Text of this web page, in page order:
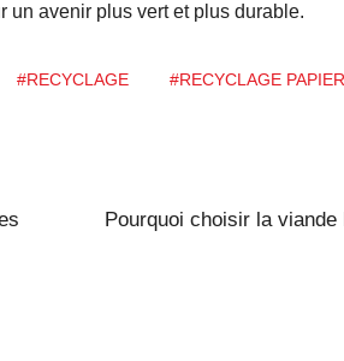
un avenir plus vert et plus durable.
#RECYCLAGE #RECYCLAGE PAPIER
Pourquoi choisir la